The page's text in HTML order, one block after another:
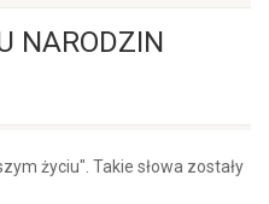
NARODZIN
życiu". Takie słowa zostały